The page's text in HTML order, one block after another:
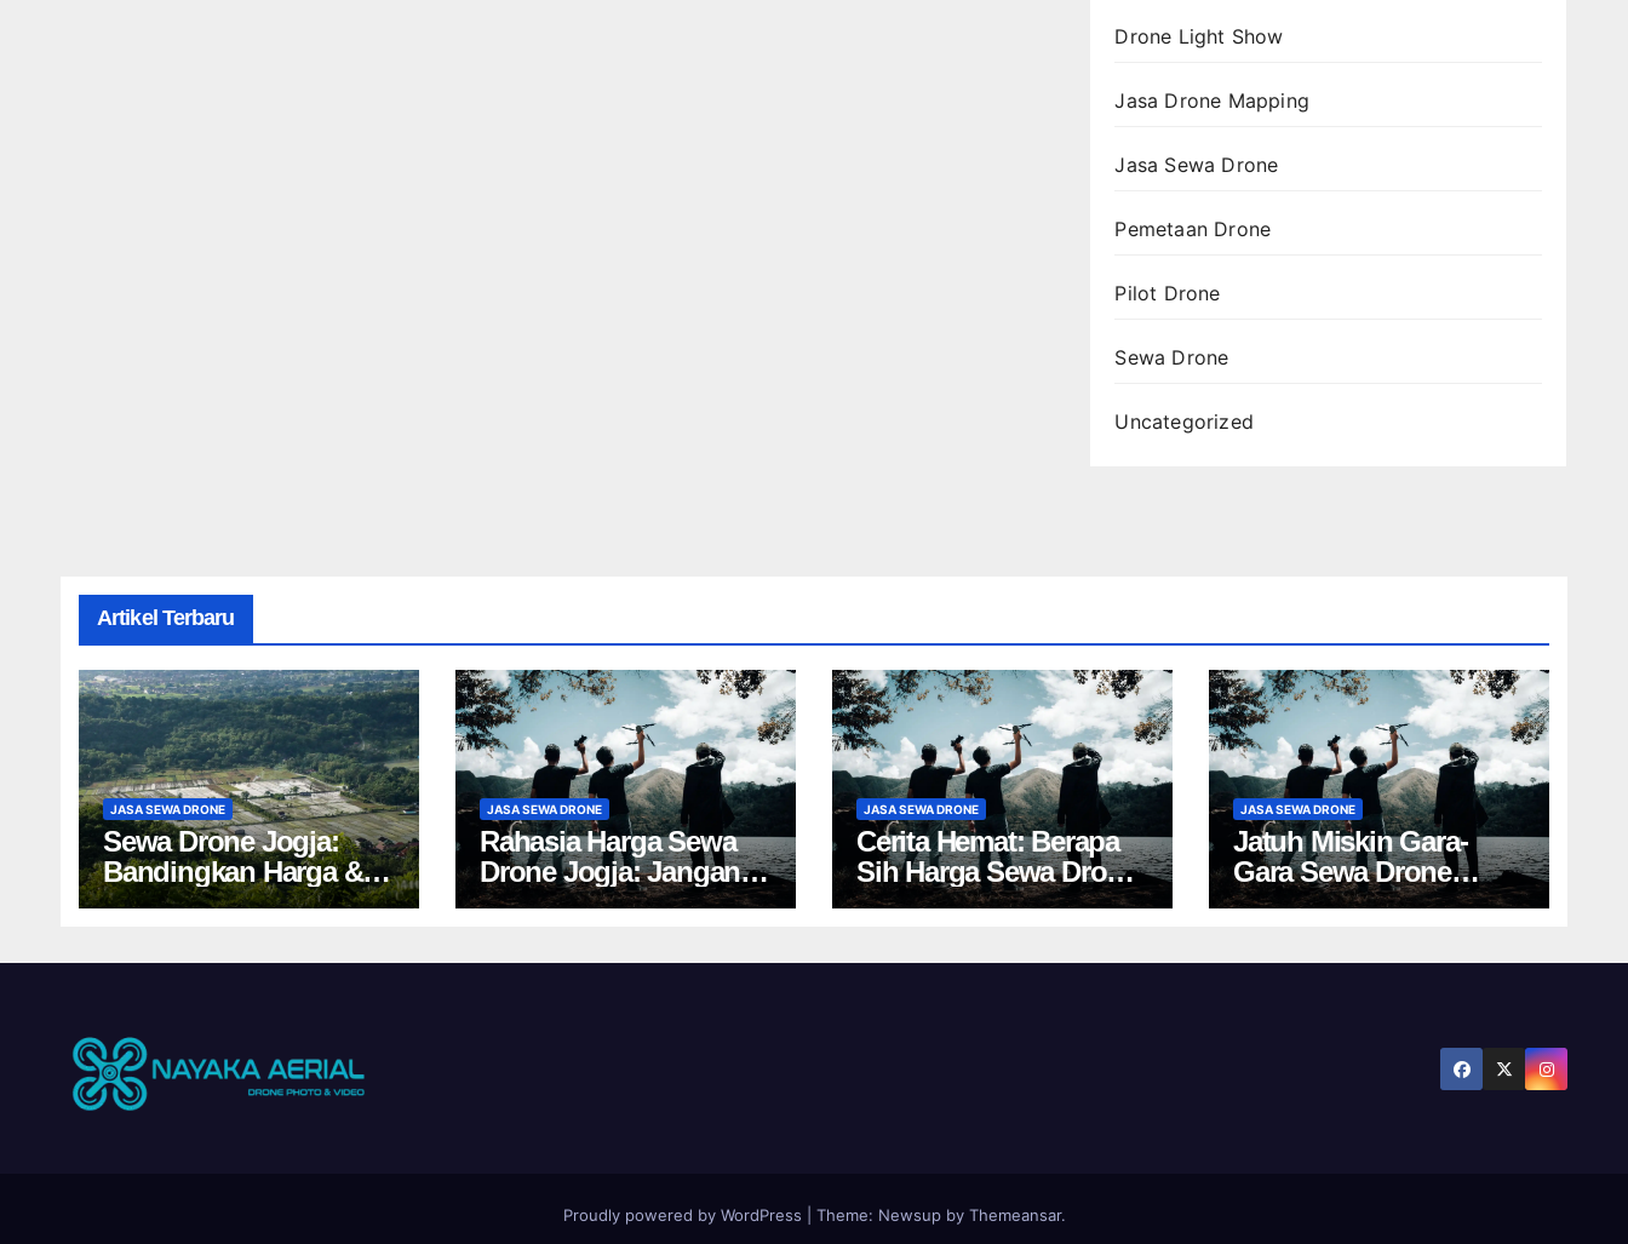
Drone Light Show
Jasa Drone Mapping
Jasa Sewa Drone
Pemetaan Drone
Pilot Drone
Sewa Drone
Uncategorized
Artikel Terbaru
JASA SEWA DRONE
Sewa Drone Jogja:
Bandingkan Harga &
Tips Cuan 2024!
JASA SEWA DRONE
Rahasia Harga Sewa
Drone Jogja: Jangan
Salah Pilih, Rugi!
JASA SEWA DRONE
Cerita Hemat: Berapa
Sih Harga Sewa Drone
Yogyakarta?
JASA SEWA DRONE
Jatuh Miskin Gara-
Gara Sewa Drone
Yogya? Cek Harga Ini!
Proudly powered by WordPress Theme: Newsupby Themeansar.